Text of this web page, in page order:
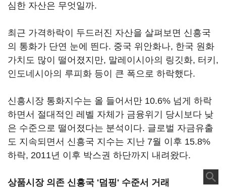
심한 자산은 무엇일까.
최근 가격하락이 두드러진 자산을 살펴보면 신흥국
의 통화가 단연 눈에 띈다. 중국 위안화나, 한국 원화
가치도 많이 떨어졌지만, 말레이시아의 링깃화, 터키,
인도네시아의 루피화 등이 큰 폭으로 하락했다.
신흥시장 통화지수는 올 들어서만 10.6% 넘게 하락
하면서 절대적인 레벨 자체가 금융위기 당시보다 낮
은 수준으로 떨어졌다는 분석이다. 글로벌 자금유출
도 지속되면서 신흥국 지수는 지난 7월 이후 15.8%
하락, 2011년 이후 박스권 하단까지 내려왔다.
상품시장 의존 신흥국 '덤핑' 수준서 거래